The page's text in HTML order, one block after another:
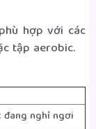
hợp với các
tập aerobic.
đang nghỉ ngơi